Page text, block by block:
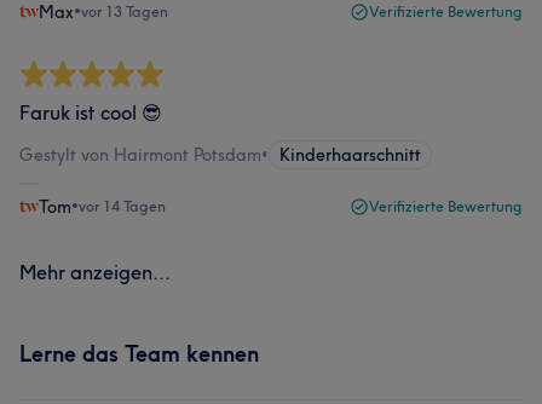
Max•vor 13 Tagen Verifizierte Bewertung
Faruk ist cool 😎
Gestylt von Hairmont Potsdam• Kinderhaarschnitt
Tom•vor 14 Tagen Verifizierte Bewertung
Mehr anzeigen...
Lerne das Team kennen